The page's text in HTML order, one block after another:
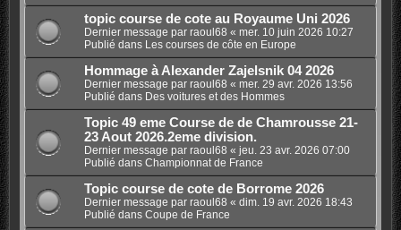
topic course de cote au Royaume Uni 2026
Dernier message par raoul68 « mer. 10 juin 2026 10:27
Publié dans Les courses de côte en Europe
Hommage à Alexander Zajelsnik 04 2026
Dernier message par raoul68 « mer. 29 avr. 2026 13:56
Publié dans Des voitures et des Hommes
Topic 49 eme Course de de Chamrousse 21-
23 Aout 2026.2eme division.
Dernier message par raoul68 « jeu. 23 avr. 2026 07:00
Publié dans Championnat de France
Topic course de cote de Borrome 2026
Dernier message par raoul68 « dim. 19 avr. 2026 18:43
Publié dans Coupe de France